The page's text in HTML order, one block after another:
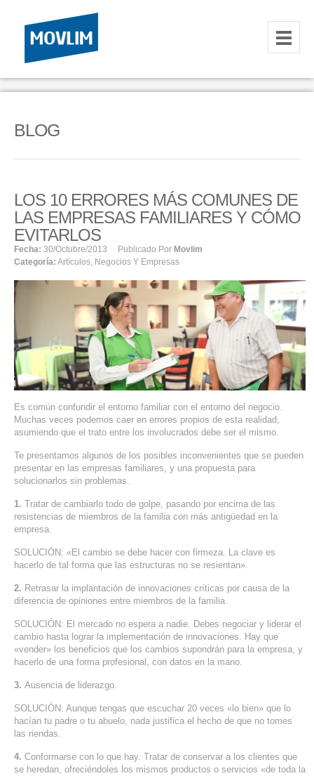
INICIO
HOSTING
HOSTING
RESELLER
SERVIDORES VPS
SERVIDORES VPS WINDOWS
SERVIDORES DEDICADOS
AGENCIA DIGITAL
PAGINAS WEB PARA NEGOCIOS
PAGINA WEB CON MANEJADOR DE CONTENIDOS
PAGINA WEB CON CATÁLOGO DE PRODUCTOS
PAGINAS WEB A MEDIDA
APPS PARA NEGOCIOS
SISTEMAS PARA NEGOCIOS Y EMPRESAS
MARKETING DIGITAL
EMAIL MARKETING
SERVICIOS DE TI
TRANSFORMACIÓN DIGITAL
PORTAFOLIO
CONTACTO
BLOG
LOS 10 ERRORES MÁS COMUNES DE
LAS EMPRESAS FAMILIARES Y CÓMO
EVITARLOS
Fecha: 30/octubre/2013 Publicado Por Movlim
Categoría: Artículos, Negocios Y Empresas
Es común confundir el entorno familiar con el entorno del negocio.
Muchas veces podemos caer en errores propios de esta realidad,
asumiendo que el trato entre los involucrados debe ser el mismo.
Te presentamos algunos de los posibles inconvenientes que se pueden
presentar en las empresas familiares, y una propuesta para
solucionarlos sin problemas.
1. Tratar de cambiarlo todo de golpe, pasando por encima de las
resistencias de miembros de la familia con más antigüedad en la
empresa.
SOLUCIÓN: «El cambio se debe hacer con firmeza. La clave es
hacerlo de tal forma que las estructuras no se resientan».
2. Retrasar la implantación de innovaciones críticas por causa de la
diferencia de opiniones entre miembros de la familia.
SOLUCIÓN: El mercado no espera a nadie. Debes negociar y liderar el
cambio hasta lograr la implementación de innovaciones. Hay que
«vender» los beneficios que los cambios supondrán para la empresa, y
hacerlo de una forma profesional, con datos en la mano.
3. Ausencia de liderazgo.
SOLUCIÓN: Aunque tengas que escuchar 20 veces «lo bien» que lo
hacían tu padre o tu abuelo, nada justifica el hecho de que no tomes
las riendas.
4. Conformarse con lo que hay. Tratar de conservar a los clientes que
se heredan, ofreciéndoles los mismos productos o servicios «de toda la